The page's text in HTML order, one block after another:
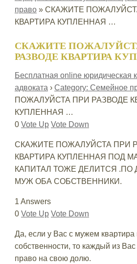
право» СКАЖИТЕ
КВАРТИРА КУПЛЕННАЯ …
СКАЖИТЕ
РАЗВОДЕ КВАРТИРА
Бесплатная online юридическая
адвоката › Category: Семейное
ПОЖАЛУЙСТА ПРИ РАЗВОДЕ
КУПЛЕННАЯ …
0 Vote Up Vote Down
СКАЖИТЕ ПОЖАЛУЙСТА ПРИ
КВАРТИРА КУПЛЕННАЯ ПОД
КАПИТАЛ ТОЖЕ ДЕЛИТСЯ .ПО
МУЖ ОБА СОБСТВЕННИКИ.
1 Answers
0 Vote Up Vote Down
Да, если у Вас с мужем квартира
собственности, то каждый из
право на свою долю.